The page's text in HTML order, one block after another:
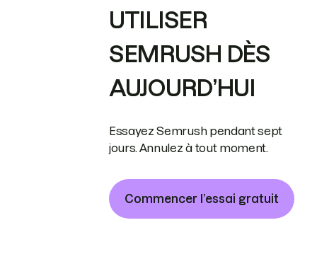
UTILISER
SEMRUSH DÈS
AUJOURD’HUI
Essayez Semrush pendant sept
jours. Annulez à tout moment.
Commencer l’essai gratuit